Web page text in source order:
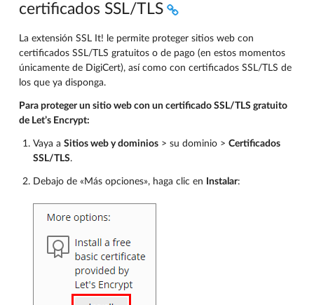
certificados SSL/TLS
La extensión SSL It! le permite proteger sitios web con
certificados SSL/TLS gratuitos o de pago (en estos momentos
únicamente de DigiCert), así como con certificados SSL/TLS de
los que ya disponga.
Para proteger un sitio web con un certificado SSL/TLS gratuito
de Let’s Encrypt:
Vaya a Sitios web y dominios > su dominio > Certificados
SSL/TLS.
Debajo de «Más opciones», haga clic en Instalar: